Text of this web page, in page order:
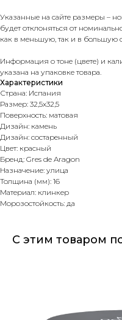
Указанные на сайте размеры –
будет отклоняться от
как в меньшую, так и в большую
Информация о тоне (цвете) и
указана на упаковке товара.
Характеристики
Страна: Испания
Размер: 32,5х32,5
Поверхность: матовая
Дизайн: камень
Дизайн: состаренный
Цвет: красный
Бренд: Gres de Aragon
Назначение: улица
Толщина (мм): 16
Материал: клинкер
Морозостойкость: да
С этим товаром